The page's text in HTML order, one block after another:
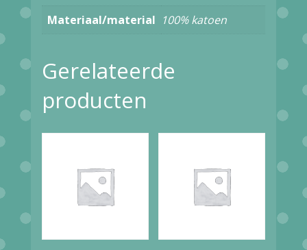
Materiaal/material 100% katoen
Gerelateerde
producten